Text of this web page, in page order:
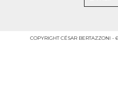
COPYRIGHT CÉSAR BERTAZZONI -